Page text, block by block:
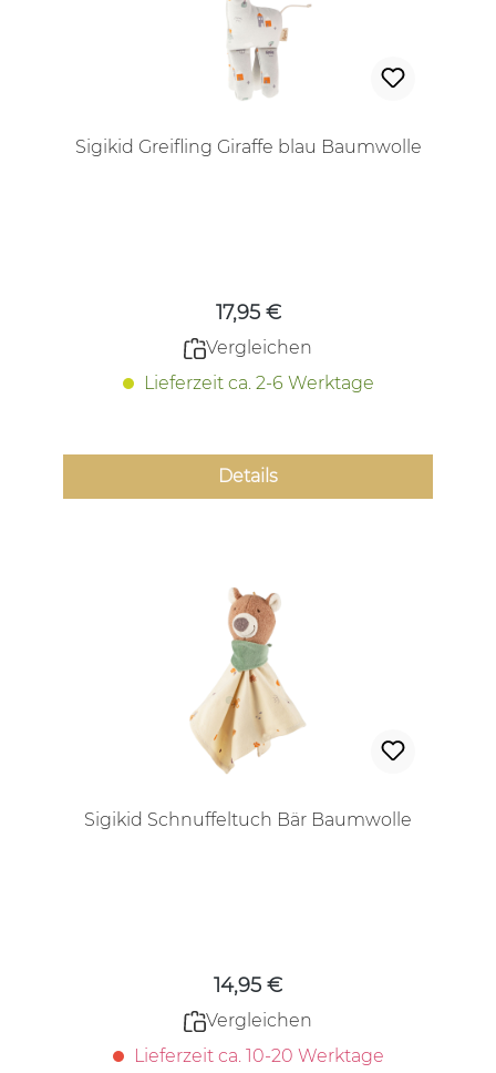
Sigikid Greifling Giraffe blau Baumwolle
17,95 €
Vergleichen
Lieferzeit ca. 2-6 Werktage
Details
Sigikid Schnuffeltuch Bär Baumwolle
14,95 €
Vergleichen
Lieferzeit ca. 10-20 Werktage